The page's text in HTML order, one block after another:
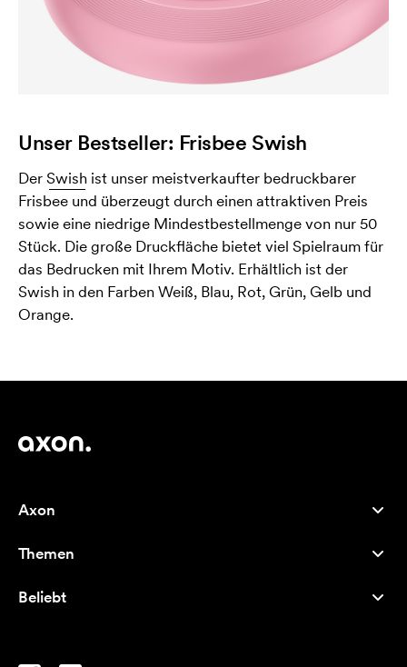
Unser Bestseller: Frisbee Swish
DerSwish ist unser meistverkaufter bedruckbarer
Frisbee und überzeugt durch einen attraktiven Preis
sowie eine niedrige Mindestbestellmenge von nur 50
Stück. Die große Druckfläche bietet viel Spielraum für
das Bedrucken mit Ihrem Motiv. Erhältlich ist der
Swish in den Farben Weiß, Blau, Rot, Grün, Gelb und
Orange.
Axon
Über uns
Careers
Themen
Bestseller
Beliebt